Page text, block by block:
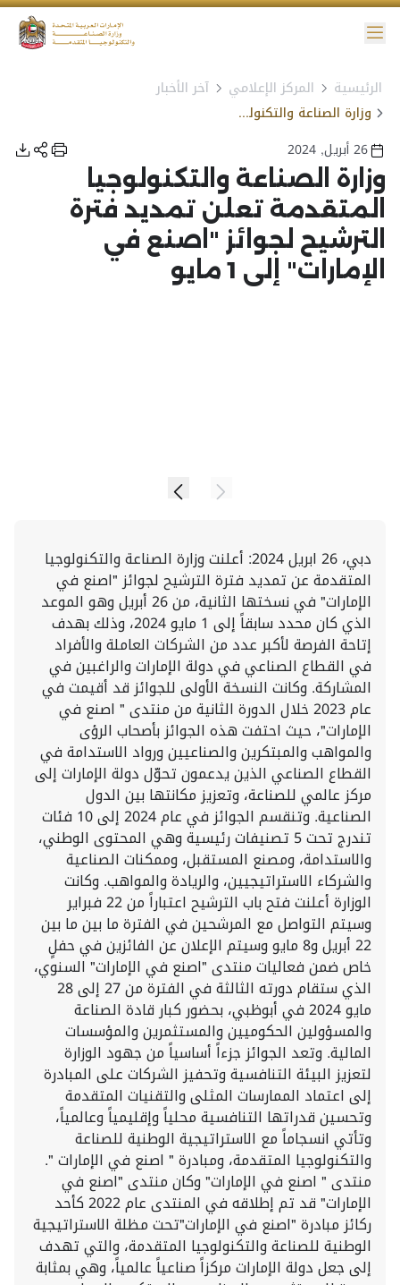
الوصول
الرئيسية المركز الإعلامي
آخر الأخبار
وزارة الصناعة والتكنولوجيا المتقدمة تعلن تمديد فترة الترشيح لجوائز "اصنع في الإمارات" إلى 1 مايو
26 أبريل, 2024
وزارة الصناعة والتكنولوجيا
المتقدمة تعلن تمديد فترة
الترشيح لجوائز "اصنع في
الإمارات" إلى 1 مايو
دبي، 26 ابريل 2024: أعلنت وزارة الصناعة والتكنولوجيا
المتقدمة عن تمديد فترة الترشيح لجوائز "اصنع في
الإمارات" في نسختها الثانية، من 26 أبريل وهو الموعد
الذي كان محدد سابقاً إلى 1 مايو 2024، وذلك بهدف
إتاحة الفرصة لأكبر عدد من الشركات العاملة والأفراد
في القطاع الصناعي في دولة الإمارات والراغبين في
المشاركة. وكانت النسخة الأولى للجوائز قد أقيمت في
عام 2023 خلال الدورة الثانية من منتدى " اصنع في
الإمارات"، حيث احتفت هذه الجوائز بأصحاب الرؤى
والمواهب والمبتكرين والصناعيين ورواد الاستدامة في
القطاع الصناعي الذين يدعمون تحوّل دولة الإمارات إلى
مركز عالمي للصناعة، وتعزيز مكانتها بين الدول
الصناعية. وتنقسم الجوائز في عام 2024 إلى 10 فئات
تندرج تحت 5 تصنيفات رئيسية وهي المحتوى الوطني،
والاستدامة، ومصنع المستقبل، وممكنات الصناعية
والشركاء الاستراتيجيين، والريادة والمواهب. وكانت
الوزارة أعلنت فتح باب الترشيح اعتباراً من 22 فبراير
وسيتم التواصل مع المرشحين في الفترة ما بين ما بين
22 أبريل و8 مايو وسيتم الإعلان عن الفائزين في حفلٍ
خاص ضمن فعاليات منتدى "اصنع في الإمارات" السنوي،
الذي ستقام دورته الثالثة في الفترة من 27 إلى 28
مايو 2024 في أبوظبي، بحضور كبار قادة الصناعة
والمسؤولين الحكوميين والمستثمرين والمؤسسات
المالية. وتعد الجوائز جزءاً أساسياً من جهود الوزارة
لتعزيز البيئة التنافسية وتحفيز الشركات على المبادرة
إلى اعتماد الممارسات المثلى والتقنيات المتقدمة
وتحسين قدراتها التنافسية محلياً وإقليمياً وعالمياً،
وتأتي انسجاماً مع الاستراتيجية الوطنية للصناعة
والتكنولوجيا المتقدمة، ومبادرة " اصنع في الإمارات ".
منتدى " اصنع في الإمارات" وكان منتدى "اصنع في
الإمارات" قد تم إطلاقه في المنتدى عام 2022 كأحد
ركائز مبادرة "اصنع في الإمارات"تحت مظلة الاستراتيجية
الوطنية للصناعة والتكنولوجيا المتقدمة، والتي تهدف
إلى جعل دولة الإمارات مركزاً صناعياً عالمياً، وهي بمثابة